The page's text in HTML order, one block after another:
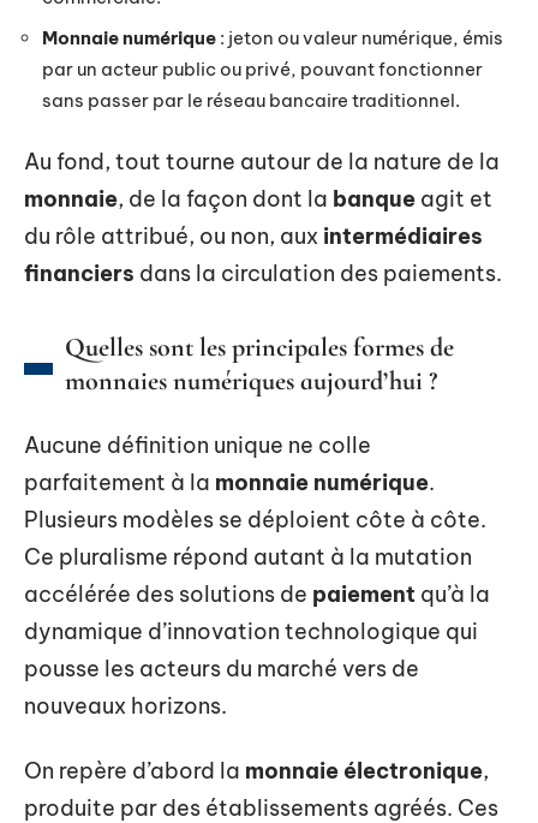
Monnaie numérique : jeton ou valeur numérique, émis
par un acteur public ou privé, pouvant fonctionner
sans passer par le réseau bancaire traditionnel.
Au fond, tout tourne autour de la nature de la
monnaie, de la façon dont la banque agit et
du rôle attribué, ou non, aux intermédiaires
financiers dans la circulation des paiements.
Quelles sont les principales formes de
monnaies numériques aujourd’hui ?
Aucune définition unique ne colle
parfaitement à la monnaie numérique.
Plusieurs modèles se déploient côte à côte.
Ce pluralisme répond autant à la mutation
accélérée des solutions de paiement qu’à la
dynamique d’innovation technologique qui
pousse les acteurs du marché vers de
nouveaux horizons.
On repère d’abord la monnaie électronique,
produite par des établissements agréés. Ces